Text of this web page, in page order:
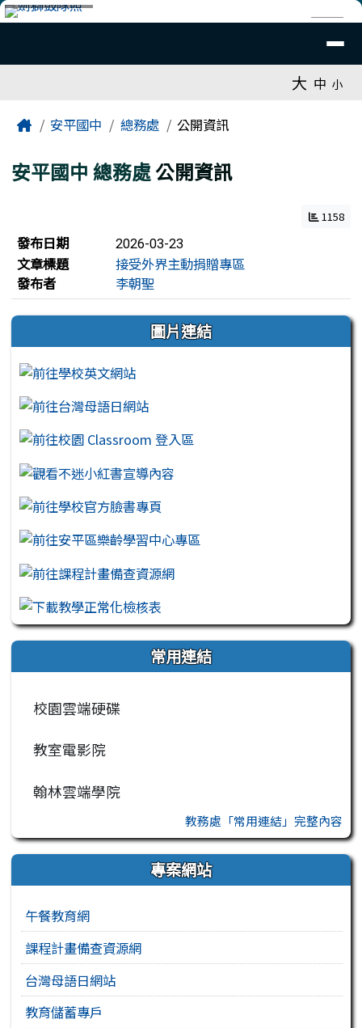
跳至主內容區
臺南市安平國中全球資訊網
大 中 小
主內容區域
Home安平國中 總務處 公開資訊
安平國中 總務處公開資訊
1158
文章列表
發布日期 2026-03-23
文章標題
接受外界主動捐贈專區
發布者
李朝聖
左邊區域內容 圖片連結
常用連結
校園雲端硬碟
教室電影院
翰林雲端學院
教務處「常用連結」完整內容
專案網站
午餐教育網
課程計畫備查資源網
台灣母語日網站
教育儲蓄專戶
頁尾區域